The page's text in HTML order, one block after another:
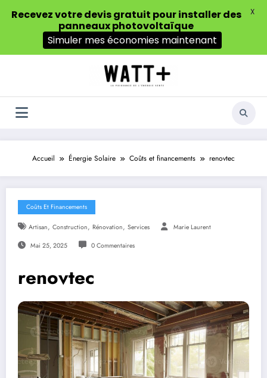
Accueil Énergie Solaire Coûts et financements renovtec
Coûts Et Financements
Artisan, Construction, Rénovation, Services Marie Laurent
Mai 25, 2025 0 Commentaires
renovtec
Recevez votre devis gratuit pour installer des
panneaux photovoltaïque
Simuler mes économies maintenant
X